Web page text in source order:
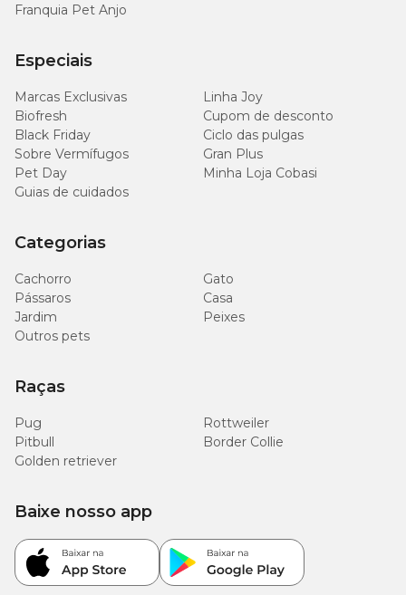
Franquia Pet Anjo
Especiais
Marcas Exclusivas
Linha Joy
Biofresh
Cupom de desconto
Black Friday
Ciclo das pulgas
Sobre Vermífugos
Gran Plus
Pet Day
Minha Loja Cobasi
Guias de cuidados
Categorias
Cachorro
Gato
Pássaros
Casa
Jardim
Peixes
Outros pets
Raças
Pug
Rottweiler
Pitbull
Border Collie
Golden retriever
Baixe nosso app